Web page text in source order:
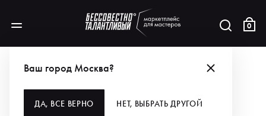
0
Ваш город Москва?
ДА, ВСЕ ВЕРНО НЕТ, ВЫБРАТЬ ДРУГОЙ
ДЛЯ УХОДА ЗА КОЖЕЙ